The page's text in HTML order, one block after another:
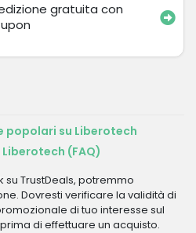
gratuita con
su Liberotech
(FAQ)
su TrustDeals, potremmo
Dovresti verificare la validità di
di tuo interesse sul
di effettuare un acquisto.